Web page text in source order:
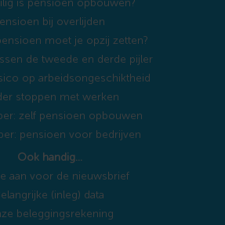
is pensioen opbouwen?
bij overlijden
moet je opzij zetten?
de tweede en derde pijler
op arbeidsongeschiktheid
stoppen met werken
zelf pensioen opbouwen
pensioen voor bedrijven
Ook handig…
aan voor de nieuwsbrief
(inleg) data
beleggingsrekening